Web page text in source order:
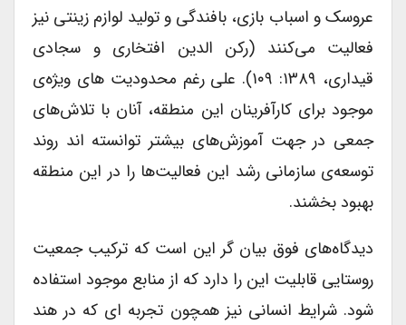
عروسک و اسباب بازی، بافندگی و تولید لوازم زینتی نیز
فعالیت می‌کنند (رکن الدین افتخاری و سجادی
قیداری، ۱۳۸۹: ۱۰۹). علی رغم محدودیت های ویژه‌ی
موجود برای کارآفرینان این منطقه، آنان با تلاش‌های
جمعی در جهت آموزش‌های بیشتر توانسته اند روند
توسعه‌ی سازمانی رشد این فعالیت‌ها را در این منطقه
بهبود بخشند.
دیدگاه‌های فوق بیان گر این است که ترکیب جمعیت
روستایی قابلیت این را دارد که از منابع موجود استفاده
شود. شرایط انسانی نیز همچون تجربه ای که در هند